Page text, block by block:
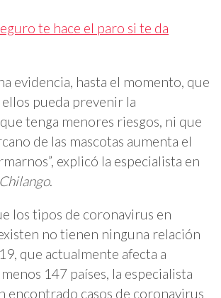
te hace el paro si te da
evidencia, hasta el momento, que
pueda prevenir la
tenga menores riesgos, ni que
de las mascotas aumenta el
explicó la especialista en
Chilango.
los tipos de coronavirus en
no tienen ninguna relación
que actualmente afecta a
147 países, la especialista
encontrado casos de coronavirus